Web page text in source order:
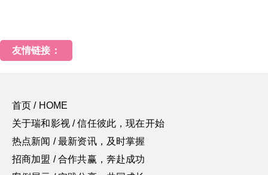
友情链接：
首页 / HOME
关于瑞和影视 / 信任彼此，现在开始
热点新闻 / 最新资讯，及时掌握
招商加盟 / 合作共赢，奔赴成功